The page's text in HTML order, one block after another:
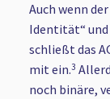
Auch wenn
Identität“
schließt das
mit ein.3
noch binäre,